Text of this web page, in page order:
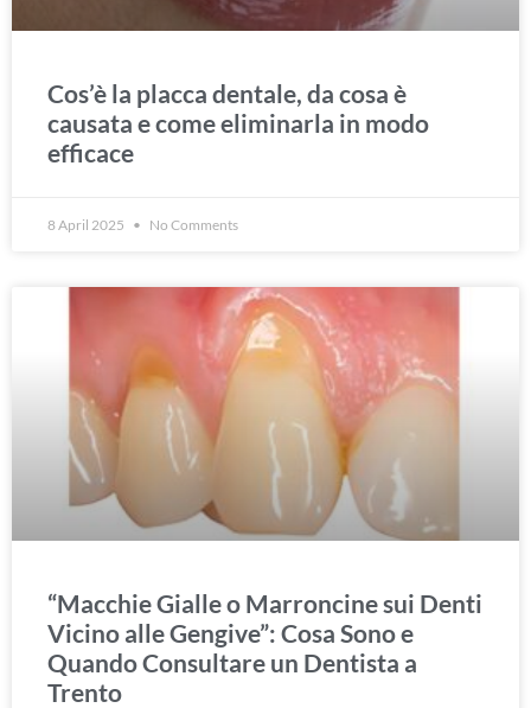
Cos’è la placca dentale, da cosa è
causata e come eliminarla in modo
efficace
8 April 2025 No Comments
“Macchie Gialle o Marroncine sui Denti
Vicino alle Gengive”: Cosa Sono e
Quando Consultare un Dentista a
Trento